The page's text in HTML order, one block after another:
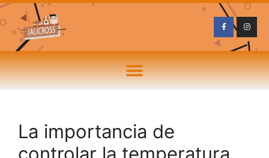
La importancia de
controlar la temperatura